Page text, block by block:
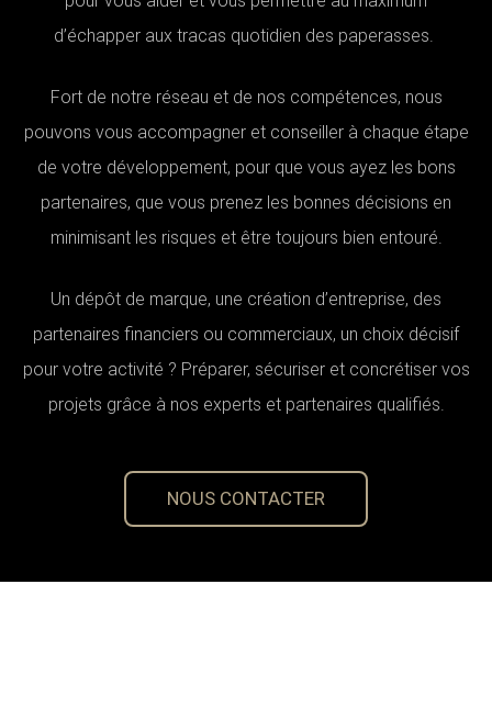
d’échapper aux tracas quotidien des paperasses.
Fort de notre réseau et de nos compétences, nous
pouvons vous accompagner et conseiller à chaque étape
de votre développement, pour que vous ayez les bons
partenaires, que vous prenez les bonnes décisions en
minimisant les risques et être toujours bien entouré.
Un dépôt de marque, une création d’entreprise, des
partenaires financiers ou commerciaux, un choix décisif
pour votre activité ? Préparer, sécuriser et concrétiser vos
projets grâce à nos experts et partenaires qualifiés.
NOUS CONTACTER